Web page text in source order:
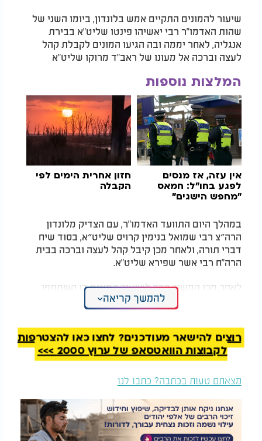
שיעור להמונים התקיים אמש בלונדון, ביומו השני של
שהות האדמו"ר רבי יאשיהו פינטו שליט"א בבירת
אנגליה, לאחר יממה ובה הגיעו המונים לקבלת קהל
לעצה וברכה אל מעונו של ראב"ד מרוקו שליט"א
המלצות נוספות
אין עזה, אז מנסים
לפגע בחו"ל: חמאס
"מחפש הישגים"
חזון אחרית הימים לפי
הקבלה
במהלך היום התוועד האדמו"ר, עם הצדיק מלונדון
הרה״צ רבי שמואל בנימין קרויס שליט״א, בסוד שיח
דברי תורה, ולאחר מכן קיבל קהל לעצה וברכה בבית
הרה"ח רבי אשר שפירא שליט"א.
לאחר מכן המשיך הרב לשיעור המונים בו השתתפו
מאות מתושבי האיזור, חסידים ואנשי מעשה ששמעו
בקשב את דברי ההתעוררות לקראת חג מתן תורתינו.
היום ימשיך ביקורו של ראב"ד מרוקו בבירת הממלכה
הבריטית, כשהוא מלווה בקבלת קהל ושיעורים.
צפו
להמשך קריאה
רוצים להישאר מעודכנים? לחצו כאן להצטרפות
לקבוצות הוואטסאפ של ערוץ 2000 >>>
מצאתם טעות בכתבה? כתבו לנו